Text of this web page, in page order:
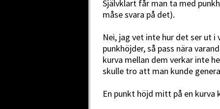
Självklart får man ta med
måse svara på det).
Nei, jag vet inte hur det ser ut
punkhöjder, så pass nära
kurva mellan dem verkar inte
skulle tro att man kunde
En punkt höjd mitt på en